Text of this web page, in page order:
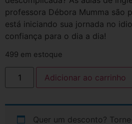
professora Débora Mumma são
está iniciando sua jornada no
confiança para o dia a dia!
499 em estoque
Adicionar ao carrinho
Quer um desconto?